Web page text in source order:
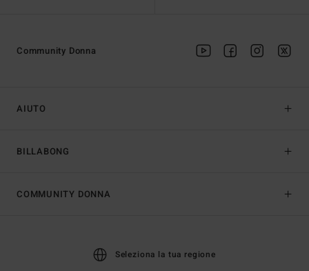
AIUTO
BILLABONG
Community Donna
COMMUNITY DONNA
Seleziona la tua regione